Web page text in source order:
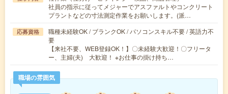
社員の指示に従ってメジャーでアスファルトやコンクリート
プラントなどの寸法測定作業をお願いします。(派…
応募資格
職種未経験OK / ブランクOK / パソコンスキル不要 / 英語力不
要
【来社不要、WEB登録OK！】〇未経験大歓迎！〇フリータ
ー、主婦(夫) 大歓迎！ ※お仕事の掛け持ち…
職場の雰囲気